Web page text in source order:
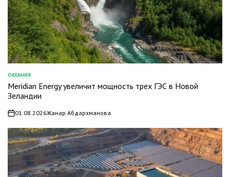
ОПУБЛИКОВАНО
В
ОКЕАНИЯ
Meridian Energy увеличит мощность трех ГЭС в Новой
Зеландии
on01.08.2026Жанар Абдархманова